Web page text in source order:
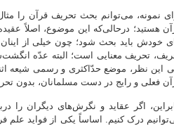
نمونه، می‌توانم بحث تحریف قرآن را
هستید؛ درحالی‌که این موضوع، اصلاً
خودش باید بحث شود؛ چون خیلی از اینان
تحریف معنایی است؛ البته عدّه
این نظر، موضع حدّاکثری و رسمی
فعلی و رایج در دست مسلمانان، بدون
اگر عقاید و نگرش‌های دیگران
درک کنیم. اساساً یکی از فواید